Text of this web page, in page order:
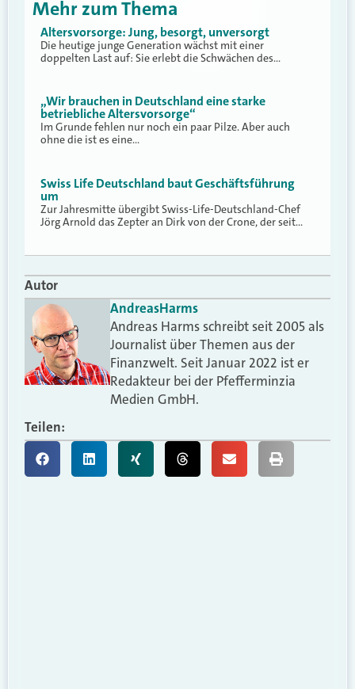
Mehr zum Thema
Altersvorsorge: Jung, besorgt, unversorgt
Die heutige junge Generation wächst mit einer
doppelten Last auf: Sie erlebt die Schwächen des…
„Wir brauchen in Deutschland eine starke
betriebliche Altersvorsorge“
Im Grunde fehlen nur noch ein paar Pilze. Aber auch
ohne die ist es eine…
Swiss Life Deutschland baut Geschäftsführung
um
Zur Jahresmitte übergibt Swiss-Life-Deutschland-Chef
Jörg Arnold das Zepter an Dirk von der Crone, der seit…
Autor
AndreasHarms
Andreas Harms schreibt seit 2005 als
Journalist über Themen aus der
Finanzwelt. Seit Januar 2022 ist er
Redakteur bei der Pfefferminzia
Medien GmbH.
Teilen: